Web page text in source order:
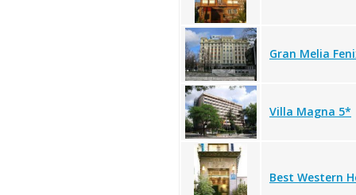
Gran Melia
Villa Magna 5*
Best Western